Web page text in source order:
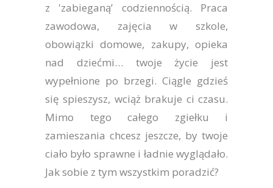
z 'zabieganą’ codziennością. Praca
zawodowa, zajęcia w szkole,
obowiązki domowe, zakupy, opieka
nad dziećmi… twoje życie jest
wypełnione po brzegi. Ciągle gdzieś
się spieszysz, wciąż brakuje ci czasu.
Mimo tego całego zgiełku i
zamieszania chcesz jeszcze, by twoje
ciało było sprawne i ładnie wyglądało.
Jak sobie z tym wszystkim poradzić?